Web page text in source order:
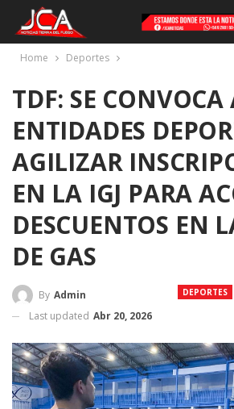
Home Deportes
TDF: SE CONVOCA
ENTIDADES
AGILIZAR
EN LA IGJ PARA
DESCUENTOS EN
DE GAS
DEPORTES
By Admin
Last updated Abr 20, 2026